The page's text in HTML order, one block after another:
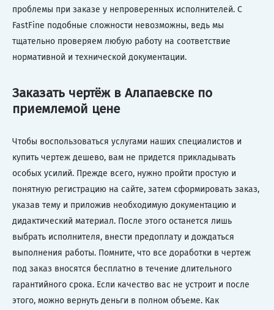
проблемы при заказе у непроверенных исполнителей. С
FastFine подобные сложности невозможны, ведь мы
тщательно проверяем любую работу на соответствие
нормативной и технической документации.
Заказать чертёж в Алапаевске по
приемлемой цене
Чтобы воспользоваться услугами наших специалистов и
купить чертеж дешево, вам не придется прикладывать
особых усилий. Прежде всего, нужно пройти простую и
понятную регистрацию на сайте, затем сформировать заказ,
указав тему и приложив необходимую документацию и
дидактический материал. После этого останется лишь
выбрать исполнителя, внести предоплату и дождаться
выполнения работы. Помните, что все доработки в чертеж
под заказ вносятся бесплатно в течение длительного
гарантийного срока. Если качество вас не устроит и после
этого, можно вернуть деньги в полном объеме. Как